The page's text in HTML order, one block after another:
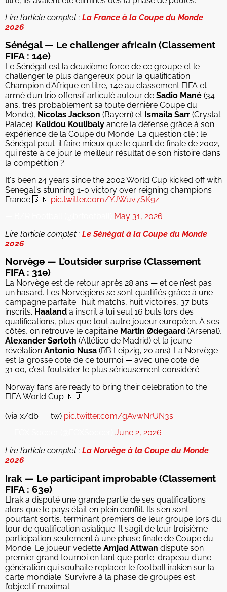
Lire l’article complet : La France à la Coupe du Monde
2026
Sénégal — Le challenger africain (Classement
FIFA : 14e)
Le Sénégal est la deuxième force de ce groupe et le
challenger le plus dangereux pour la qualification.
Champion d’Afrique en titre, 14e au classement FIFA et
armé d’un trio offensif articulé autour de Sadio Mané (34
ans, très probablement sa toute dernière Coupe du
Monde), Nicolas Jackson (Bayern) et Ismaila Sarr (Crystal
Palace). Kalidou Koulibaly ancre la défense grâce à son
expérience de la Coupe du Monde. La question clé : le
Sénégal peut-il faire mieux que le quart de finale de 2002,
qui reste à ce jour le meilleur résultat de son histoire dans
la compétition ?
It's been 24 years since the 2002 World Cup kicked off with
Senegal's stunning 1-0 victory over reigning champions
France 🇸🇳 pic.twitter.com/YJWuv7SK9z
May 31, 2026
Lire l’article complet : Le Sénégal à la Coupe du Monde
2026
Norvège — L’outsider surprise (Classement
FIFA : 31e)
La Norvège est de retour après 28 ans — et ce n’est pas
un hasard. Les Norvégiens se sont qualifiés grâce à une
campagne parfaite : huit matchs, huit victoires, 37 buts
inscrits. Haaland a inscrit à lui seul 16 buts lors des
qualifications, plus que tout autre joueur européen. À ses
côtés, on retrouve le capitaine Martin Ødegaard (Arsenal),
Alexander Sørloth (Atlético de Madrid) et la jeune
révélation Antonio Nusa (RB Leipzig, 20 ans). La Norvège
est la grosse cote de ce tournoi — avec une cote de
31.00, c’est l’outsider le plus sérieusement considéré.
Norway fans are ready to bring their celebration to the
FIFA World Cup 🇳🇴
(via x/db___tw) pic.twitter.com/gAvwNrUN3s
June 2, 2026
Lire l’article complet : La Norvège à la Coupe du Monde
2026
Irak — Le participant improbable (Classement
FIFA : 63e)
L’Irak a disputé une grande partie de ses qualifications
alors que le pays était en plein conflit. Ils s’en sont
pourtant sortis, terminant premiers de leur groupe lors du
tour de qualification asiatique. Il s’agit de leur troisième
participation seulement à une phase finale de Coupe du
Monde. Le joueur vedette Amjad Attwan dispute son
premier grand tournoi en tant que porte-drapeau d’une
génération qui souhaite replacer le football irakien sur la
carte mondiale. Survivre à la phase de groupes est
l’objectif maximal.